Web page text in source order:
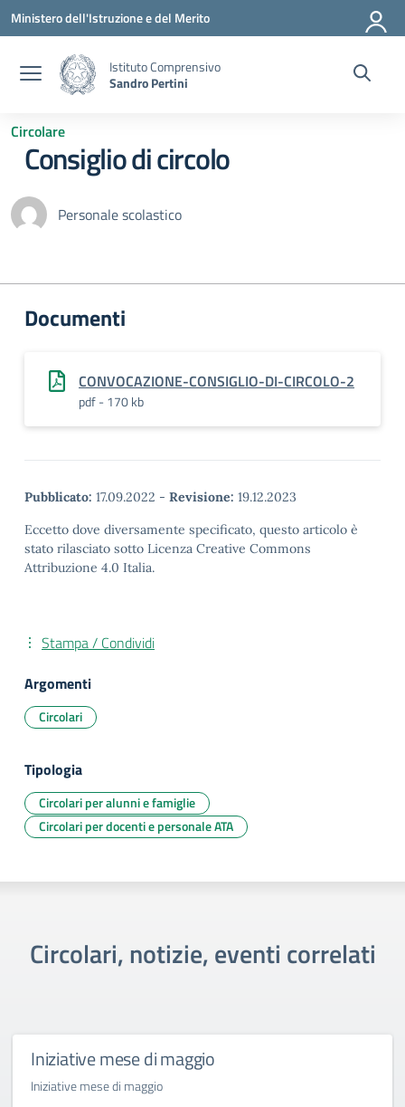
Vai ai contenuti
Vai al menu di navigazione
Vai al footer
Ministero dell'Istruzione e del Merito
Istituto Comprensivo
Sandro Pertini
Circolare
Consiglio di circolo
Personale scolastico
Documenti
CONVOCAZIONE-CONSIGLIO-DI-CIRCOLO-2
pdf - 170 kb
Pubblicato: 17.09.2022 - Revisione: 19.12.2023
Eccetto dove diversamente specificato, questo articolo è
stato rilasciato sotto Licenza Creative Commons
Attribuzione 4.0 Italia.
Stampa / Condividi
Argomenti
Circolari
Tipologia
Circolari per alunni e famiglie
Circolari per docenti e personale ATA
Circolari, notizie, eventi correlati
Iniziative mese di maggio
Iniziative mese di maggio